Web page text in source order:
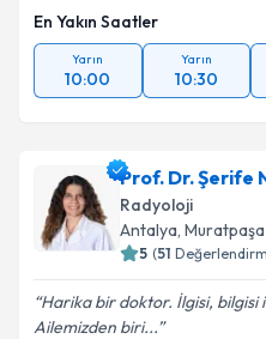
En Yakın Saatler
Yarın
10:00
Yarın
10:30
Prof. Dr. Şerife
Radyoloji
Antalya, Muratpaşa
5 (51
Harika bir doktor. İlgisi, bilgisi
Ailemizden biri...